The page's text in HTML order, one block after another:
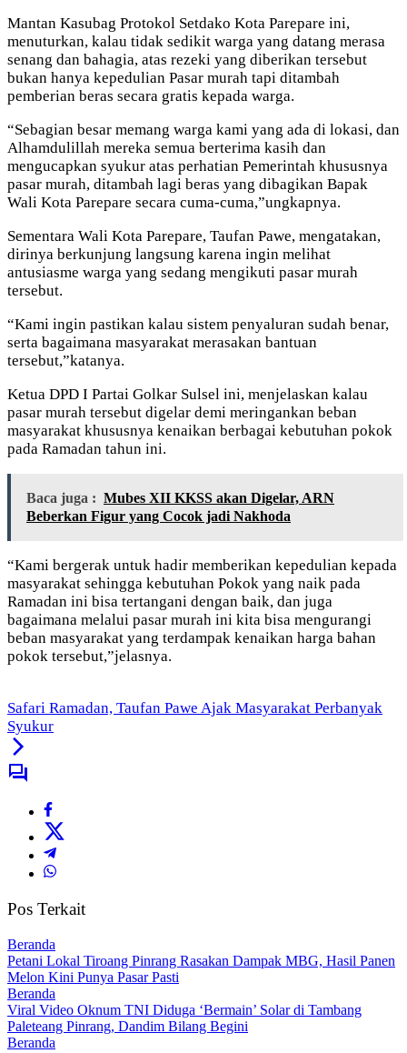
Mantan Kasubag Protokol Setdako Kota Parepare ini,
menuturkan, kalau tidak sedikit warga yang datang merasa
senang dan bahagia, atas rezeki yang diberikan tersebut
bukan hanya kepedulian Pasar murah tapi ditambah
pemberian beras secara gratis kepada warga.
“Sebagian besar memang warga kami yang ada di lokasi, dan
Alhamdulillah mereka semua berterima kasih dan
mengucapkan syukur atas perhatian Pemerintah khususnya
pasar murah, ditambah lagi beras yang dibagikan Bapak
Wali Kota Parepare secara cuma-cuma,”ungkapnya.
Sementara Wali Kota Parepare, Taufan Pawe, mengatakan,
dirinya berkunjung langsung karena ingin melihat
antusiasme warga yang sedang mengikuti pasar murah
tersebut.
“Kami ingin pastikan kalau sistem penyaluran sudah benar,
serta bagaimana masyarakat merasakan bantuan
tersebut,”katanya.
Ketua DPD I Partai Golkar Sulsel ini, menjelaskan kalau
pasar murah tersebut digelar demi meringankan beban
masyarakat khususnya kenaikan berbagai kebutuhan pokok
pada Ramadan tahun ini.
Baca juga : Mubes XII KKSS akan Digelar, ARN
Beberkan Figur yang Cocok jadi Nakhoda
“Kami bergerak untuk hadir memberikan kepedulian kepada
masyarakat sehingga kebutuhan Pokok yang naik pada
Ramadan ini bisa tertangani dengan baik, dan juga
bagaimana melalui pasar murah ini kita bisa mengurangi
beban masyarakat yang terdampak kenaikan harga bahan
pokok tersebut,”jelasnya.
Safari Ramadan, Taufan Pawe Ajak Masyarakat Perbanyak
Syukur
Pos Terkait
Beranda
Petani Lokal Tiroang Pinrang Rasakan Dampak MBG, Hasil Panen
Melon Kini Punya Pasar Pasti
Beranda
Viral Video Oknum TNI Diduga ‘Bermain’ Solar di Tambang
Paleteang Pinrang, Dandim Bilang Begini
Beranda